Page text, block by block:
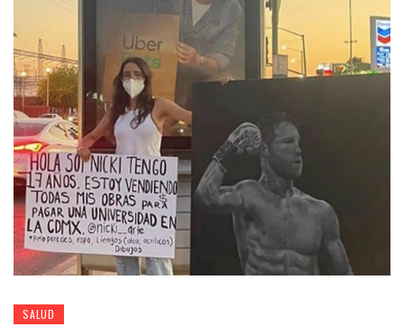
SALUD